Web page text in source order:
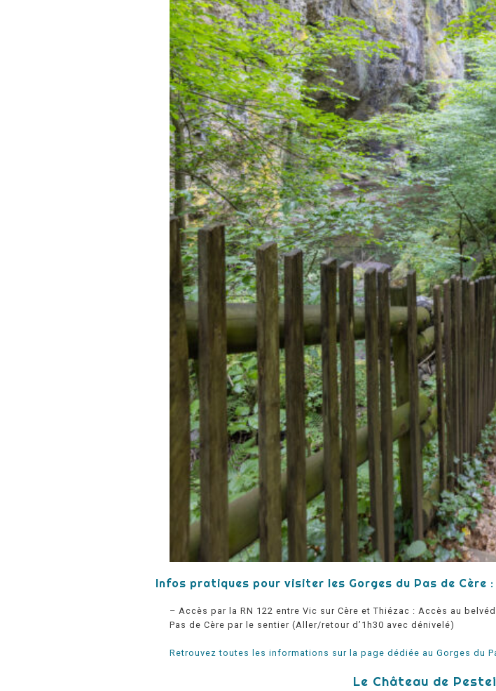
Infos pratiques pour visiter les Gorges du Pas de Cère :
– Accès par la RN 122 entre Vic sur Cère et Thiézac : Accès au
Pas de Cère par le sentier (Aller/retour d’1h30 avec dénivelé)
Retrouvez toutes les informations sur la page dédiée au Gorges du
Le Château de